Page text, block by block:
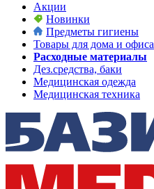
Акции
Новинки
Предметы гигиены
Товары для дома и офиса
Расходные материалы
Дез.средства, баки
Медицинская одежда
Медицинская техника